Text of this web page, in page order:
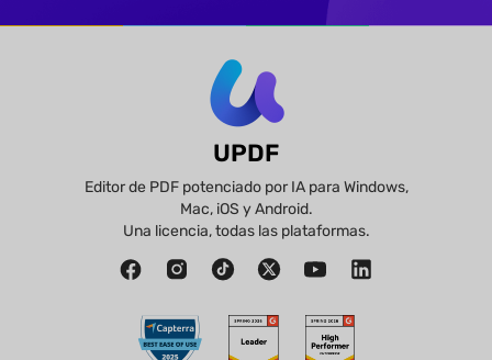
UPDF
Editor de PDF potenciado por IA para Windows,
Mac, iOS y Android.
Una licencia, todas las plataformas.